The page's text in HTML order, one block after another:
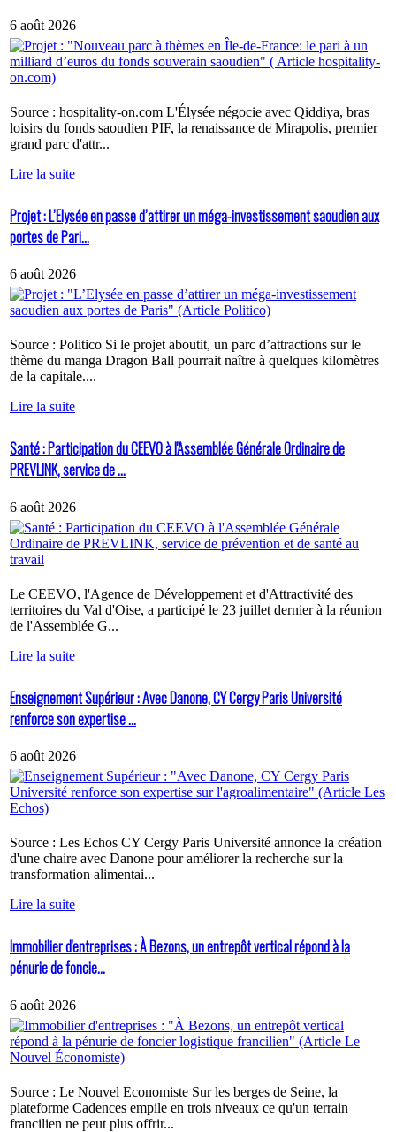
6 août 2026
Source : hospitality-on.com L'Élysée négocie avec Qiddiya, bras
loisirs du fonds saoudien PIF, la renaissance de Mirapolis, premier
grand parc d'attr...
Lire la suite
Projet : L’Elysée en passe d’attirer un méga-investissement saoudien aux
portes de Pari...
6 août 2026
Source : Politico Si le projet aboutit, un parc d’attractions sur le
thème du manga Dragon Ball pourrait naître à quelques kilomètres
de la capitale....
Lire la suite
Santé : Participation du CEEVO à l'Assemblée Générale Ordinaire de
PREVLINK, service de ...
6 août 2026
Le CEEVO, l'Agence de Développement et d'Attractivité des
territoires du Val d'Oise, a participé le 23 juillet dernier à la réunion
de l'Assemblée G...
Lire la suite
Enseignement Supérieur : Avec Danone, CY Cergy Paris Université
renforce son expertise ...
6 août 2026
Source : Les Echos CY Cergy Paris Université annonce la création
d'une chaire avec Danone pour améliorer la recherche sur la
transformation alimentai...
Lire la suite
Immobilier d'entreprises : À Bezons, un entrepôt vertical répond à la
pénurie de foncie...
6 août 2026
Source : Le Nouvel Economiste Sur les berges de Seine, la
plateforme Cadences empile en trois niveaux ce qu'un terrain
francilien ne peut plus offrir...